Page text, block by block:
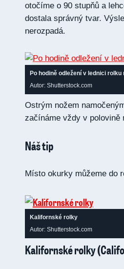
otočíme o 90 stupňů a
dostala správný tvar.
nerozpadá.
Po hodině odležení v lednici rolku
Autor: Shutterstock.com
Ostrým nožem
začínáme vždy v polovině
Náš tip
Místo okurky můžeme do
Kalifornské rolky
Autor: Shutterstock.com
Kalifornské rolky